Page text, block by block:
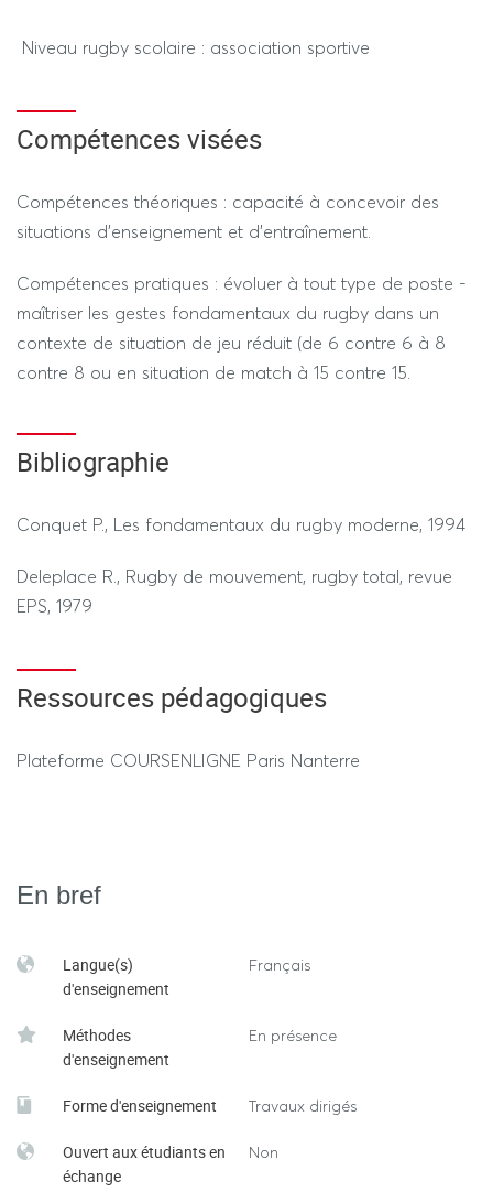
Durée 1h30 (hors tiers temps)
---------------- SESSION 2 ----------------
DEVOIR SUR TABLE (50%) - PRATIQUE (50%)
Durée 1h30 (hors tiers temps)
Niveau rugby scolaire : association sportive
Compétences visées
Compétences théoriques : capacité à concevoir des
situations d’enseignement et d’entraînement.
Compétences pratiques : évoluer à tout type de poste -
maîtriser les gestes fondamentaux du rugby dans un
contexte de situation de jeu réduit (de 6 contre 6 à 8
contre 8 ou en situation de match à 15 contre 15.
Bibliographie
Conquet P., Les fondamentaux du rugby moderne, 1994
Deleplace R., Rugby de mouvement, rugby total, revue
EPS, 1979
Ressources pédagogiques
Plateforme COURSENLIGNE Paris Nanterre
En bref
Langue(s)
d'enseignement
Français
Méthodes
d'enseignement
En présence
Forme d'enseignement Travaux dirigés
Ouvert aux étudiants en
échange
Non